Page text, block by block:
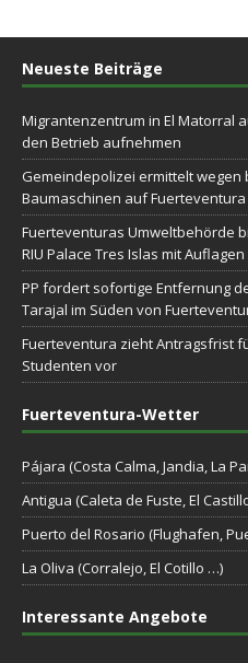
Neueste Beiträge
Migrantenzentrum in El Matorral
den Betrieb aufnehmen
Gemeindepolizei ermittelt
Baumaschinen auf Fuerteventura
Fuerteventuras Umweltbehörde
RIU Palace Tres Islas mit Auflagen
PP fordert sofortige Entfernung
Tarajal im Süden von
Fuerteventura zieht Antragsfrist
Studenten vor
Fuerteventura-Wetter
Pájara (Costa Calma, Jandia, La
Antigua (Caleta de Fuste, El
Puerto del Rosario (Flughafen,
La Oliva (Corralejo, El Cotillo …)
Interessante Angebote